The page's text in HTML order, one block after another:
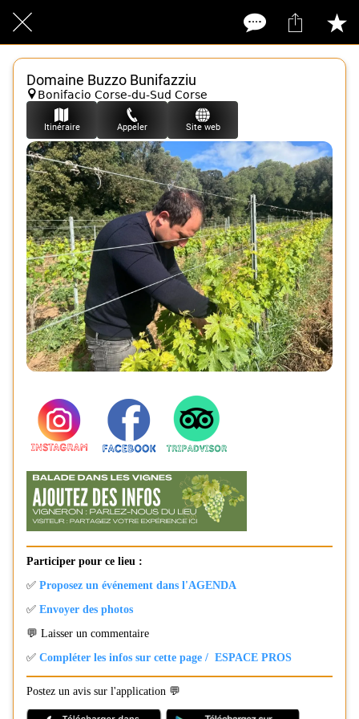
Domaine Buzzo Bunifazziu
Bonifacio Corse-du-Sud Corse
Itinéraire Appeler Site web
Participer pour ce lieu :
✅ Proposez un événement dans l'AGENDA
✅ Envoyer des photos
💬 Laisser un commentaire
✅ Compléter les infos sur cette page / ESPACE PROS
Postez un avis sur l'application 💬